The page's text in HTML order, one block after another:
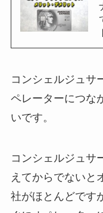
コンシェルジュサ
ペレーターにつな
いです。
コンシェルジュサ
えてからでないと
社がほとんどです